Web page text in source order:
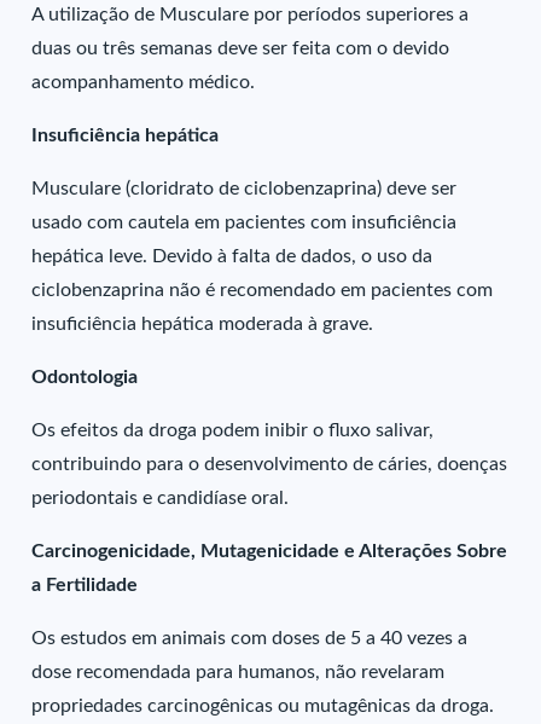
A utilização de Musculare por períodos superiores a
duas ou três semanas deve ser feita com o devido
acompanhamento médico.
Insuficiência hepática
Musculare (cloridrato de ciclobenzaprina) deve ser
usado com cautela em pacientes com insuficiência
hepática leve. Devido à falta de dados, o uso da
ciclobenzaprina não é recomendado em pacientes com
insuficiência hepática moderada à grave.
Odontologia
Os efeitos da droga podem inibir o fluxo salivar,
contribuindo para o desenvolvimento de cáries, doenças
periodontais e candidíase oral.
Carcinogenicidade, Mutagenicidade e Alterações Sobre
a Fertilidade
Os estudos em animais com doses de 5 a 40 vezes a
dose recomendada para humanos, não revelaram
propriedades carcinogênicas ou mutagênicas da droga.